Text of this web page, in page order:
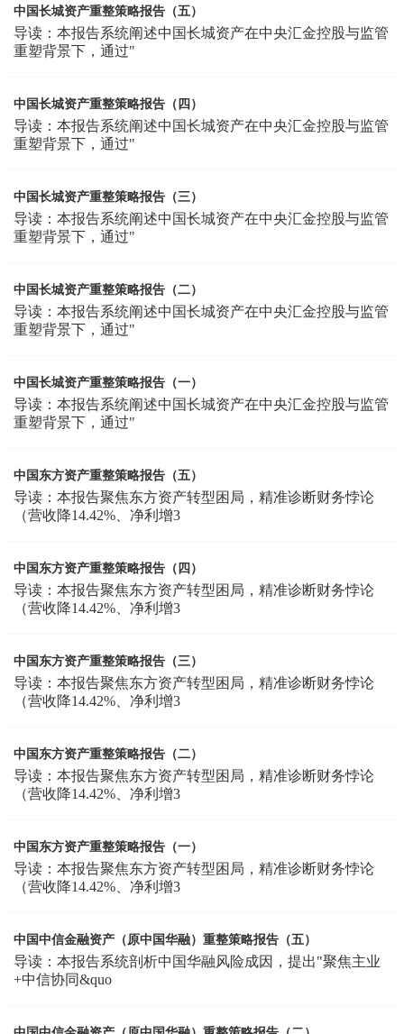
中国长城资产重整策略报告（五）
导读：本报告系统阐述中国长城资产在中央汇金控股与监管
重塑背景下，通过"
中国长城资产重整策略报告（四）
导读：本报告系统阐述中国长城资产在中央汇金控股与监管
重塑背景下，通过"
中国长城资产重整策略报告（三）
导读：本报告系统阐述中国长城资产在中央汇金控股与监管
重塑背景下，通过"
中国长城资产重整策略报告（二）
导读：本报告系统阐述中国长城资产在中央汇金控股与监管
重塑背景下，通过"
中国长城资产重整策略报告（一）
导读：本报告系统阐述中国长城资产在中央汇金控股与监管
重塑背景下，通过"
中国东方资产重整策略报告（五）
导读：本报告聚焦东方资产转型困局，精准诊断财务悖论
（营收降14.42%、净利增3
中国东方资产重整策略报告（四）
导读：本报告聚焦东方资产转型困局，精准诊断财务悖论
（营收降14.42%、净利增3
中国东方资产重整策略报告（三）
导读：本报告聚焦东方资产转型困局，精准诊断财务悖论
（营收降14.42%、净利增3
中国东方资产重整策略报告（二）
导读：本报告聚焦东方资产转型困局，精准诊断财务悖论
（营收降14.42%、净利增3
中国东方资产重整策略报告（一）
导读：本报告聚焦东方资产转型困局，精准诊断财务悖论
（营收降14.42%、净利增3
中国中信金融资产（原中国华融）重整策略报告（五）
导读：本报告系统剖析中国华融风险成因，提出"聚焦主业
+中信协同&quo